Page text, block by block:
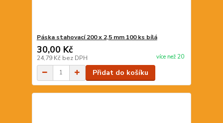
Páska stahovací 200 x 2,5 mm 100 ks bílá
30,00 Kč
24,79 Kč bez DPH více než 20
Přidat do košíku